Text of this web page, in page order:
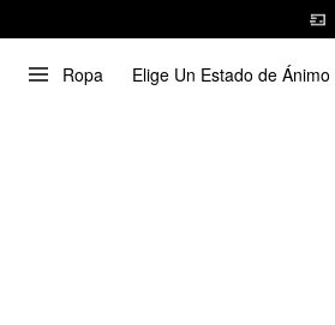
Ropa Elige Un Estado de Ánimo